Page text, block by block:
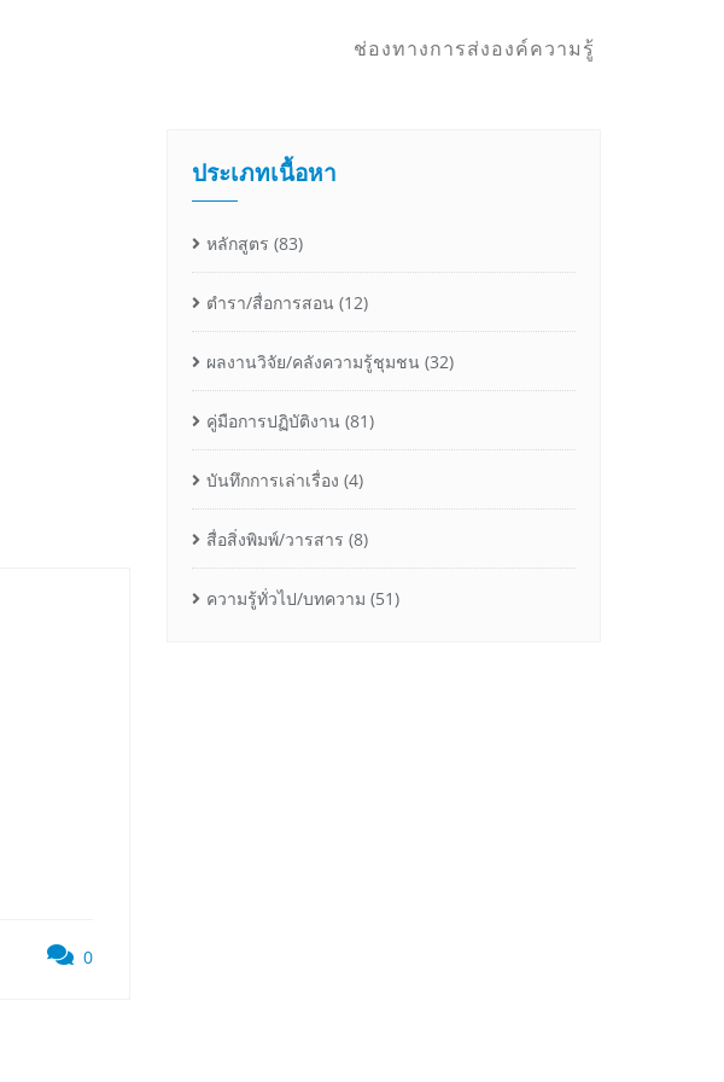
ช่องทางการส่งองค์ความรู้
0
ประเภทเนื้อหา
หลักสูตร (83)
ตำรา/สื่อการสอน (12)
ผลงานวิจัย/คลังความรู้ชุมชน (32)
คู่มือการปฏิบัติงาน (81)
บันทึกการเล่าเรื่อง (4)
สื่อสิ่งพิมพ์/วารสาร (8)
ความรู้ทั่วไป/บทความ (51)